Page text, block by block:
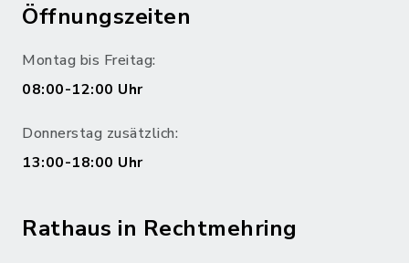
Öffnungszeiten
Montag bis Freitag:
08:00-12:00 Uhr
Donnerstag zusätzlich:
13:00-18:00 Uhr
Rathaus in Rechtmehring